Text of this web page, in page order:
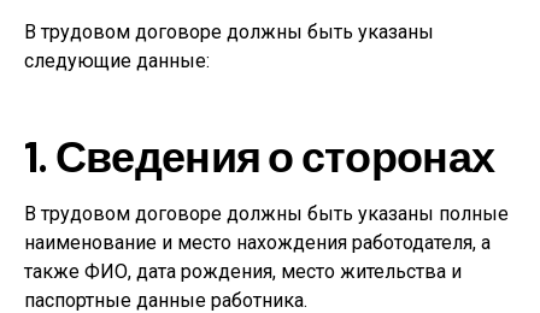
В трудовом договоре должны быть указаны
следующие данные:
1. Сведения о сторонах
В трудовом договоре должны быть указаны полные
наименование и место нахождения работодателя, а
также ФИО, дата рождения, место жительства и
паспортные данные работника.